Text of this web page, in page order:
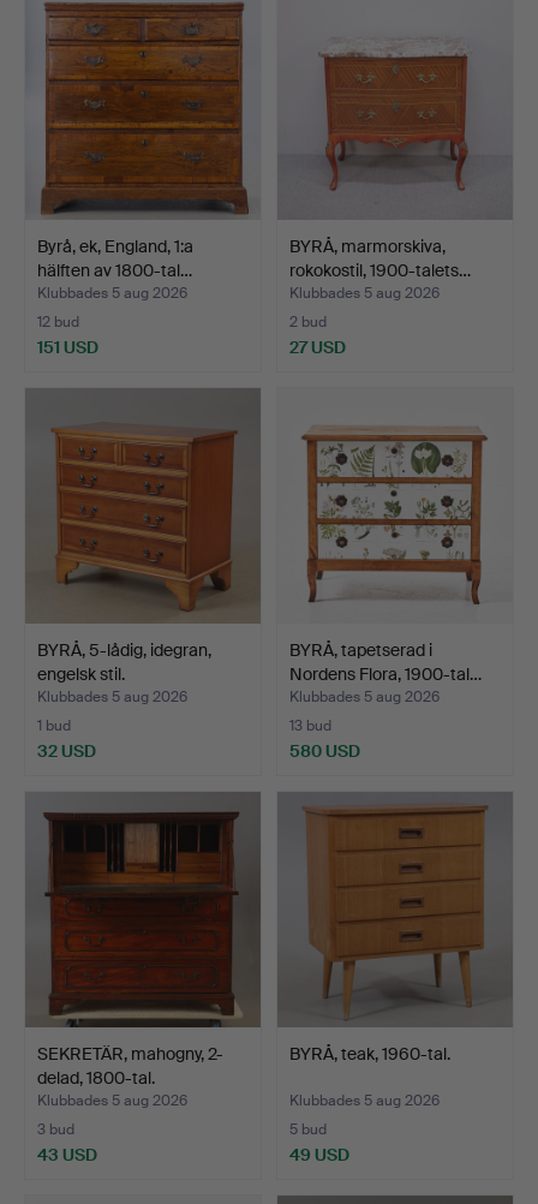
Byrå, ek, England, 1:a
hälften av 1800-tal…
Klubbades 5 aug 2026
12 bud
151 USD
BYRÅ, marmorskiva,
rokokostil, 1900-talets…
Klubbades 5 aug 2026
2 bud
27 USD
BYRÅ, 5-lådig, idegran,
engelsk stil.
Klubbades 5 aug 2026
1 bud
32 USD
BYRÅ, tapetserad i
Nordens Flora, 1900-tal…
Klubbades 5 aug 2026
13 bud
580 USD
SEKRETÄR, mahogny, 2-
delad, 1800-tal.
Klubbades 5 aug 2026
3 bud
43 USD
BYRÅ, teak, 1960-tal.
Klubbades 5 aug 2026
5 bud
49 USD